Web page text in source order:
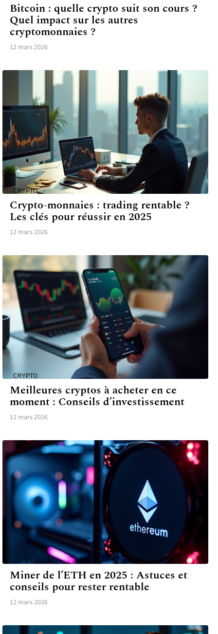
Bitcoin : quelle crypto suit son cours ?
Quel impact sur les autres
cryptomonnaies ?
12 mars 2026
CRYPTO
Crypto-monnaies : trading rentable ?
Les clés pour réussir en 2025
12 mars 2026
CRYPTO
Meilleures cryptos à acheter en ce
moment : Conseils d’investissement
12 mars 2026
CRYPTO
Miner de l’ETH en 2025 : Astuces et
conseils pour rester rentable
12 mars 2026